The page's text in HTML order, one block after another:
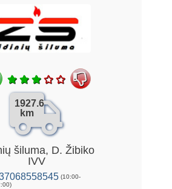
1927.6
km
šiluma, D. Žibiko
IVV
(10:00-